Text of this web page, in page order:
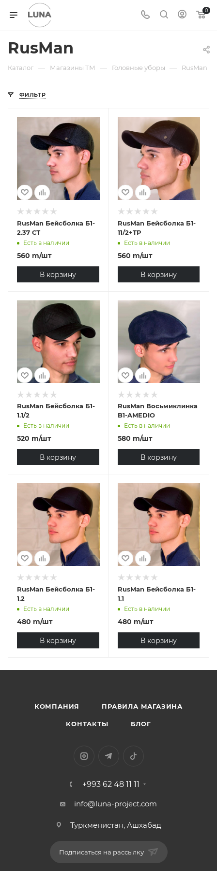
0
RusMan
Каталог — Магазины ТМ — Головные уборы — RusMan
ФИЛЬТР
RusMan Бейсболка Б1-
2.37 СТ
Есть в наличии
560 m/шт
В корзину
RusMan Бейсболка Б1-
11/2+ТР
Есть в наличии
560 m/шт
В корзину
RusMan Бейсболка Б1-
1.1/2
Есть в наличии
520 m/шт
В корзину
RusMan Восьмиклинка
B1-AMEDIO
Есть в наличии
580 m/шт
В корзину
RusMan Бейсболка Б1-
1.2
Есть в наличии
480 m/шт
В корзину
RusMan Бейсболка Б1-
1.1
Есть в наличии
480 m/шт
В корзину
КОМПАНИЯ ПРАВИЛА МАГАЗИНА
КОНТАКТЫ БЛОГ
+993 62 48 11 11
info@luna-project.com
Туркменистан, Ашхабад
Подписаться на рассылку